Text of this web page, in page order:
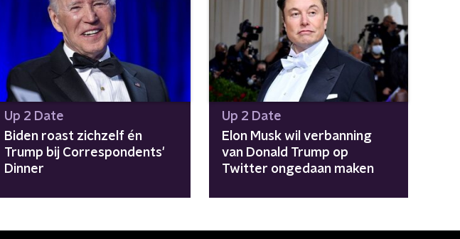
Up 2 Date
Biden roast zichzelf én
Trump bij Correspondents'
Dinner
Up 2 Date
Elon Musk wil verbanning
van Donald Trump op
Twitter ongedaan maken